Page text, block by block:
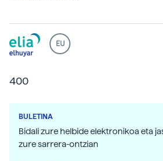
EU
400
BULETINA
Bidali zure helbide elektronikoa eta
zure sarrera-ontzian